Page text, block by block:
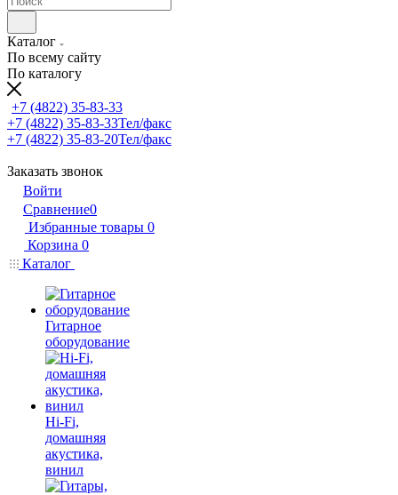
Каталог
По всему сайту
По каталогу
+7 (4822) 35-83-33
+7 (4822) 35-83-33Тел/факс
+7 (4822) 35-83-20Тел/факс
Заказать звонок
Войти
Сравнение0
Избранные товары 0
Корзина 0
Каталог
Гитарное
оборудование
Hi-Fi,
домашняя
акустика,
винил